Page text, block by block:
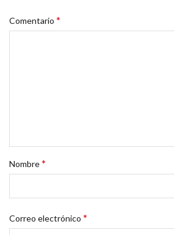
Comentario *
Nombre*
Correo electrónico *